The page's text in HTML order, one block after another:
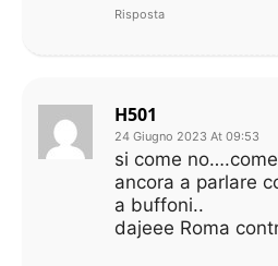
Risposta
H501
24 Giugno 2023 At 09:53
si come
ancora a parlare
a buffoni..
dajeee Roma